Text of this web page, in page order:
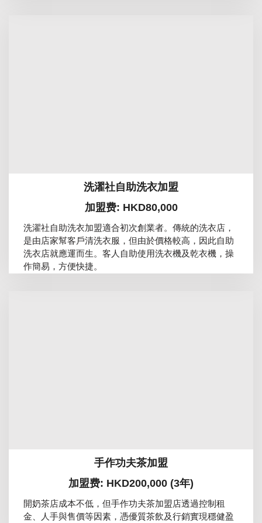
洗濯社自助洗衣加盟
加盟费: HKD80,000
洗濯社自助洗衣加盟適合初次創業者。傳統的洗衣店，
是由店家幫客戶清洗衣服，但由於價格較高，因此自助
洗衣店就應運而生。客人自助使用洗衣機及乾衣機，操
作簡易，方便快捷。
手作功夫茶加盟
加盟费: HKD200,000 (3年)
開奶茶店成本不低，但手作功夫茶加盟店透過控制租
金、人手與售價等因素，憑優質茶飲及行銷實現穩健盈